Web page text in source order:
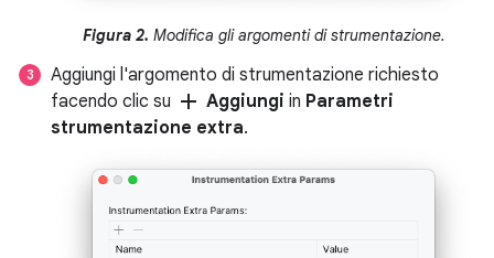
Figura 2. Modifica gli argomenti di strumentazione.
Aggiungi l'argomento di strumentazione richiesto
facendo clic su add Aggiungi in Parametri
strumentazione extra.